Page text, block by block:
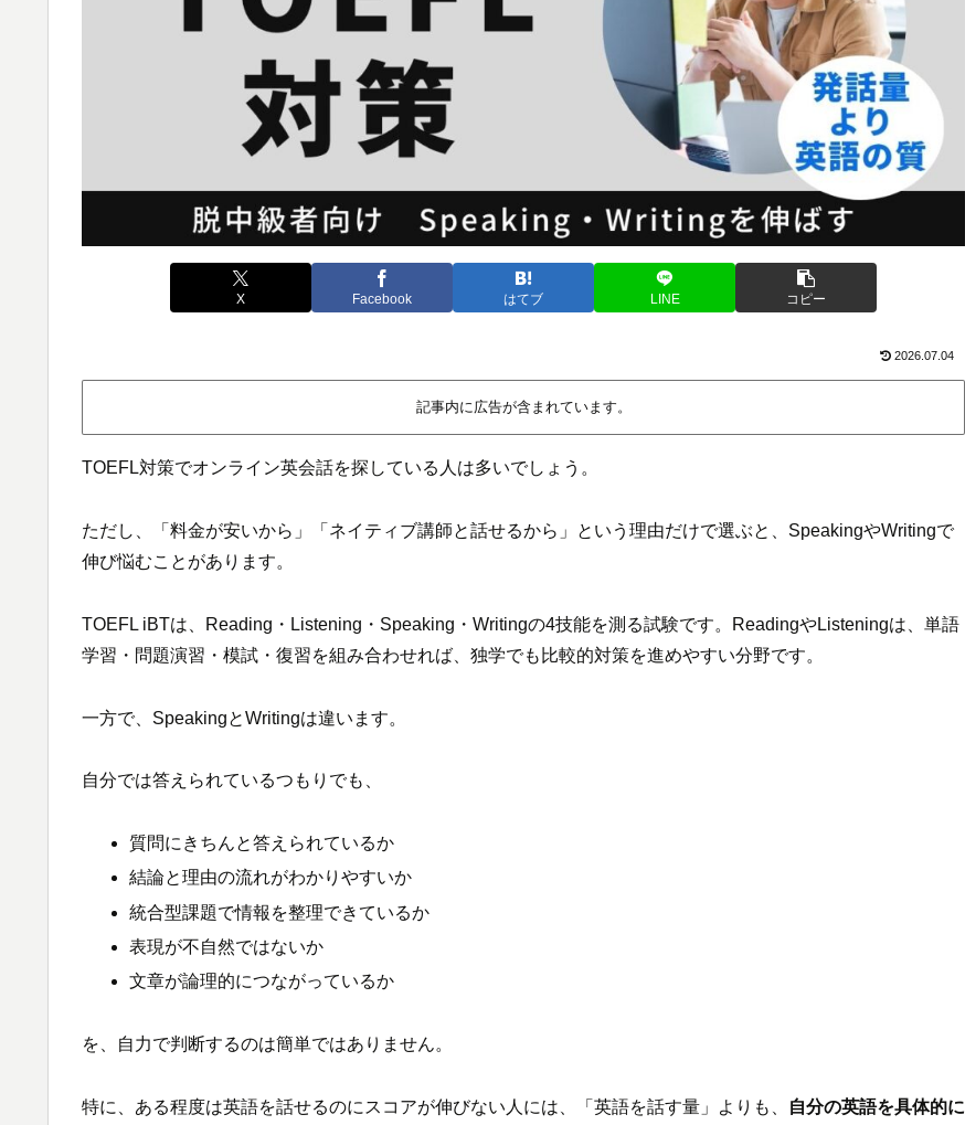
X Facebook はてブ LINE コピー
2026.07.04
記事内に広告が含まれています。
TOEFL対策でオンライン英会話を探している人は多いでしょう。
ただし、「料金が安いから」「ネイティブ講師と話せるから」という理由だけで選ぶと、SpeakingやWritingで
伸び悩むことがあります。
TOEFL iBTは、Reading・Listening・Speaking・Writingの4技能を測る試験です。ReadingやListeningは、単語
学習・問題演習・模試・復習を組み合わせれば、独学でも比較的対策を進めやすい分野です。
一方で、SpeakingとWritingは違います。
自分では答えられているつもりでも、
質問にきちんと答えられているか
結論と理由の流れがわかりやすいか
統合型課題で情報を整理できているか
表現が不自然ではないか
文章が論理的につながっているか
を、自力で判断するのは簡単ではありません。
特に、ある程度は英語を話せるのにスコアが伸びない人には、「英語を話す量」よりも、
自分の英語を具体的に